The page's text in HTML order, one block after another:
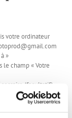
votre ordinateur
»
le champ « Votre
(facultatif)